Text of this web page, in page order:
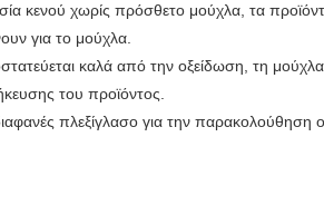
κενού χωρίς πρόσθετο μούχλα, τα
για το μούχλα.
καλά από την οξείδωση, τη
του προϊόντος.
πλεξίγλασο για την παρακολούθηση